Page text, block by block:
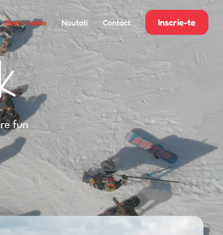
Evenimente Noutati Contact Inscrie-te
fun